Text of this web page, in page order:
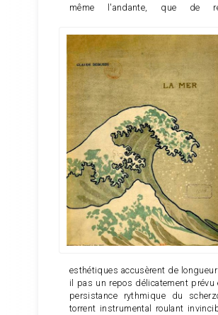
même l'andante,
que de
esthétiques accusèrent de
il pas un repos délicatement prévu
persistance rythmique du
torrent instrumental roulant